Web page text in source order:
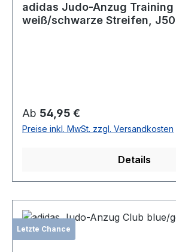
adidas Judo-Anzug Training
weiß/schwarze Streifen,
Regulärer Preis:
Ab 54,95 €
Preise inkl. MwSt. zzgl. Versandkosten
Details
Letzte Chance